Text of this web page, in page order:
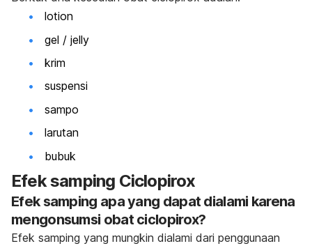
lotion
gel / jelly
krim
suspensi
sampo
larutan
bubuk
Efek samping Ciclopirox
Efek samping apa yang dapat dialami karena
mengonsumsi obat ciclopirox?
Efek samping yang mungkin dialami dari penggunaan